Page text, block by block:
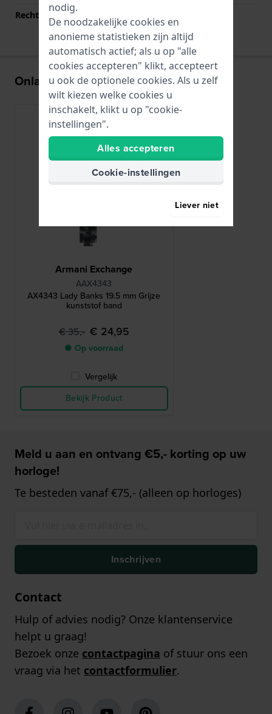
Rechte aanzet
Onlangs bekeken
Armani Exchange
AAX4343
AX4343 Lady Banks 19.5 mm Grijze
kunststof band
€ 35,- € 24,95
● Op voorraad
Vergelijk
Bekijk Product
Meld u aan en ontvang €5,- korting op uw
horloge!
Te besteden vanaf €75,- (alleen op horloges)
Inschrijven
Contact
Hulp of advies nodig? Onze klantenservice
helpt u graag!
Bezoek onze contactpagina of stuur ons een
vraag via het contactformulier.
nodig.
De noodzakelijke cookies en
anonieme statistieken zijn altijd
automatisch actief; als u op "alle
cookies accepteren" klikt, accepteert
u ook de optionele cookies. Als u zelf
wilt kiezen welke cookies u
inschakelt, klikt u op "cookie-
instellingen".
Alles accepteren
Cookie-instellingen
Liever niet